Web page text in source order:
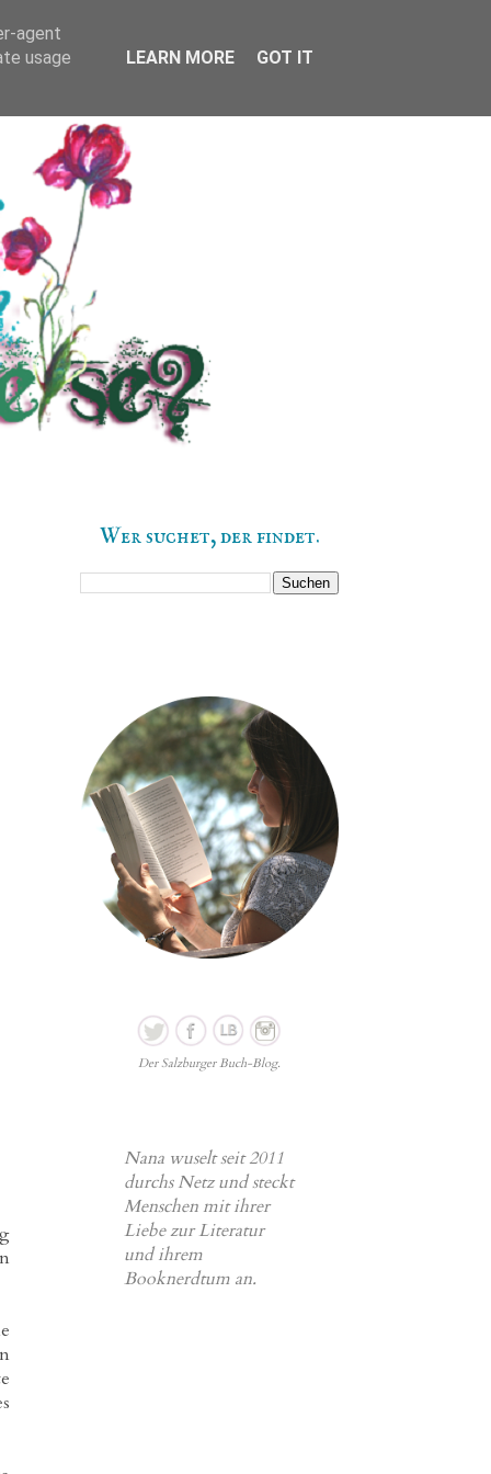
Wer suchet, der findet.
Der Salzburger Buch-Blog.
Nana wuselt seit 2011
durchs Netz und steckt
Menschen mit ihrer
Liebe zur Literatur
und ihrem
Booknerdtum an.
agent
usage
LEARN MORE GOT IT